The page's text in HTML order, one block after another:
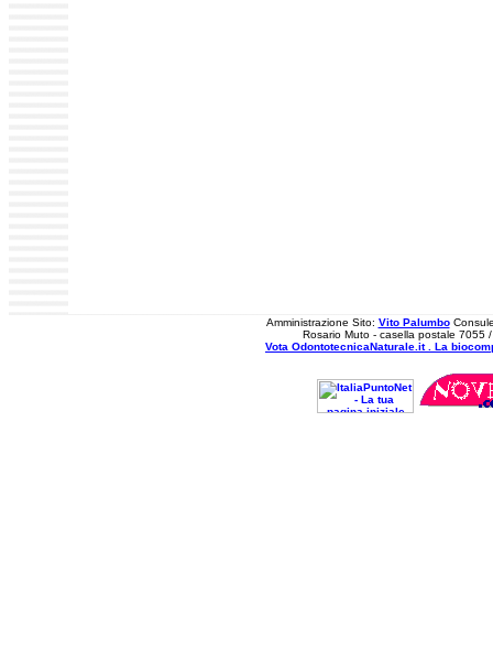
Amministrazione Sito: Vito Palumbo
Rosario Muto - casella postale 7055
Vota OdontotecnicaNaturale.it . La